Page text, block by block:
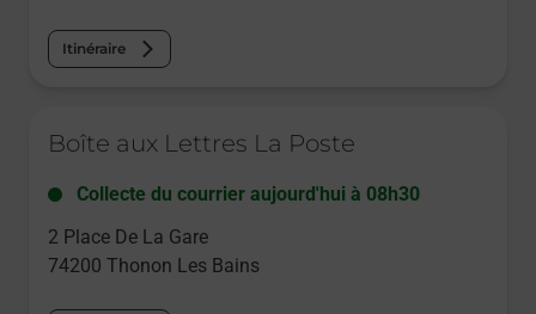
Itinéraire
Boîte aux Lettres La Poste
Collecte du courrier aujourd'hui à 08h30
2 Place De La Gare
74200 Thonon Les Bains